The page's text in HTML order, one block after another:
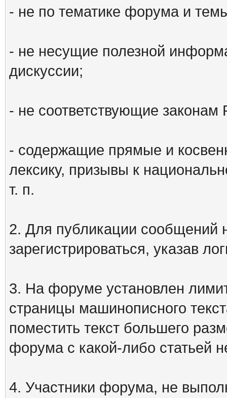
- не по тематике форума и
- не несущие полезной
дискуссии;
- не соответствующие законам
- содержащие прямые и
лексику, призывы к
т. п.
2. Для публикации сообщений
зарегистрироваться, указав
3. На форуме установлен
страницы машинописного
поместить текст большего
форума с какой-либо статьей
4. Участники форума, не